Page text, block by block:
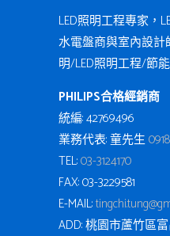
LED照明工程專家，
水電盤商與室內設計
明/LED照明工程/節
PHILIPS合格經銷商
統編: 42769496
業務代表: 童先生
TEL:03-3124170
FAX: 03-3229581
E-MAIL:
ADD: 桃園市蘆竹區